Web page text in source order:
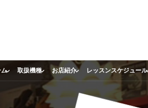
取扱機種 お店紹介 レッスンスケジュール